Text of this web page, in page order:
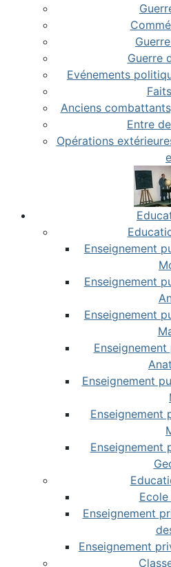
Guerre
Evénements
Anciens
Entre
Opérations
Enseignement
Enseignement
Enseignement
Enseignement
Enseignement
Enseignement
Enseignement
Enseignement